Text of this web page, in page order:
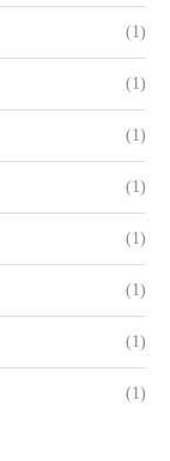
(1)
(1)
(1)
(1)
(1)
(1)
(1)
(1)